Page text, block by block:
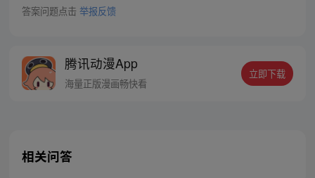
答案问题点击 举报反馈
腾讯动漫App
海量正版漫画畅快看
立即下载
相关问答